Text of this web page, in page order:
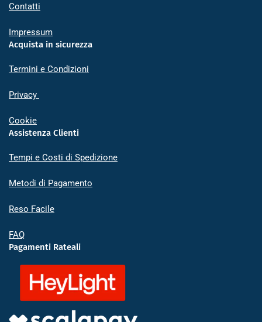
Contatti
Impressum
Acquista in sicurezza
Termini e Condizioni
Privacy
Cookie
Assistenza Clienti
Tempi e Costi di Spedizione
Metodi di Pagamento
Reso Facile
FAQ
Pagamenti Rateali